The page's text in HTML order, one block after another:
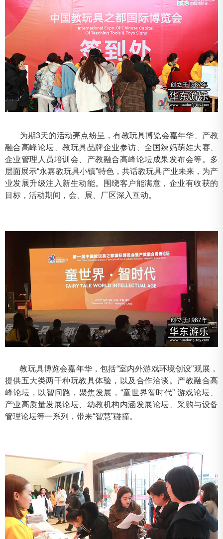
为期3天的活动亮点纷呈，有教玩具博览会嘉年华、产教
融合高峰论坛、教玩具品牌企业参访、全国辣妈萌娃大赛、
企业管理人员培训会、产教融合高峰论坛成果发布会等。多
层面展示“永嘉教玩具小镇”特色，共话教玩具产业未来，为产
业发展升级注入新生动能。围绕客户能满意，企业有收获的
目标，活动期间，会、展、厂区深入互动。
教玩具博览会嘉年华，包括“室内外游戏环境创设”观展，
提供五大类两千种玩教具体验，以及合作洽谈。产教融合高
峰论坛，以智问路，聚焦发展，“童世界智时代” 游戏论坛、
产业高质量发展论坛、幼教机构内涵发展论坛、采购与设备
管理论坛等一系列，带来“智慧”碰撞。